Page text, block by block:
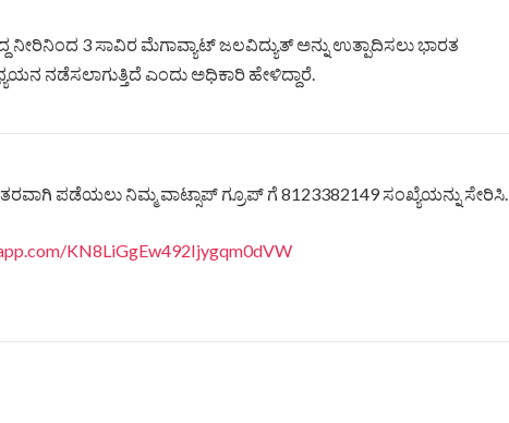
ನೀರಿನಿಂದ 3 ಸಾವಿರ ಮೆಗಾವ್ಯಾಟ್​ ಜಲವಿದ್ಯುತ್​ ಅನ್ನು ಉತ್ಪಾದಿಸಲು ಭಾರತ
ನಡೆಸಲಾಗುತ್ತಿದೆ ಎಂದು ಅಧಿಕಾರಿ ಹೇಳಿದ್ದಾರೆ.
ಪಡೆಯಲು ನಿಮ್ಮ ವಾಟ್ಸಾಪ್ ಗ್ರೂಪ್ ಗೆ 8123382149 ಸಂಖ್ಯೆಯನ್ನು ಸೇರಿಸಿ.
KN8LiGgEw492Ijygqm0dVW